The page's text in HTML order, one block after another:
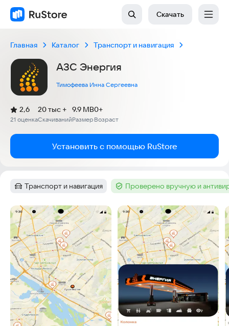
Скачать
Главная Каталог Транспорт и навигация
АЗС Энергия
Тимофеева Инна Сергеевна
Рейтинг:
2,6
(
21 оценка
)
Скачиваний
20 тыс +
Размер
9.9 MB
Возраст
0+
Установить с помощью RuStore
Категория:
Транспорт и навигация Тег :Проверено вручную и
Скриншоты